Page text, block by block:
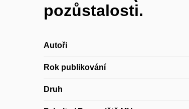
pozůstalosti.
Autoři
Rok publikování
Druh